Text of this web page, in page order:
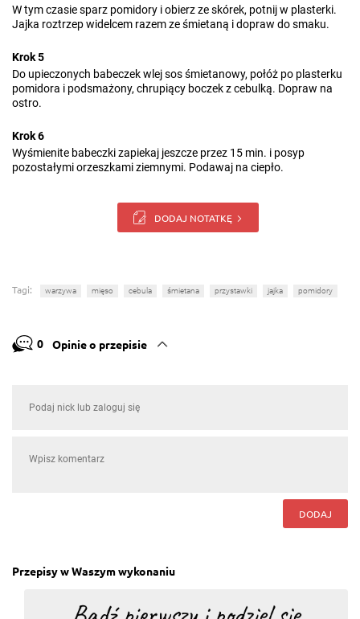
W tym czasie sparz pomidory i obierz ze skórek, potnij w plasterki.
Jajka roztrzep widelcem razem ze śmietaną i dopraw do smaku.
Krok 5
Do upieczonych babeczek wlej sos śmietanowy, połóż po plasterku
pomidora i podsmażony, chrupiący boczek z cebulką. Dopraw na
ostro.
Krok 6
Wyśmienite babeczki zapiekaj jeszcze przez 15 min. i posyp
pozostałymi orzeszkami ziemnymi. Podawaj na ciepło.
DODAJ NOTATKĘ
Tagi: warzywa mięso cebula śmietana przystawki jajka pomidory
0 Opinie o przepisie
DODAJ
Przepisy w Waszym wykonaniu